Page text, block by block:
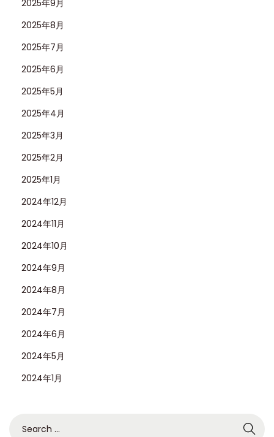
2025年9月
2025年8月
2025年7月
2025年6月
2025年5月
2025年4月
2025年3月
2025年2月
2025年1月
2024年12月
2024年11月
2024年10月
2024年9月
2024年8月
2024年7月
2024年6月
2024年5月
2024年1月